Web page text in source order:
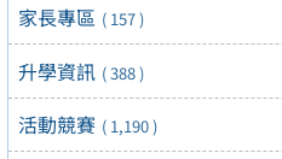
家長專區 ( 157 )
升學資訊 ( 388 )
活動競賽 ( 1,190 )